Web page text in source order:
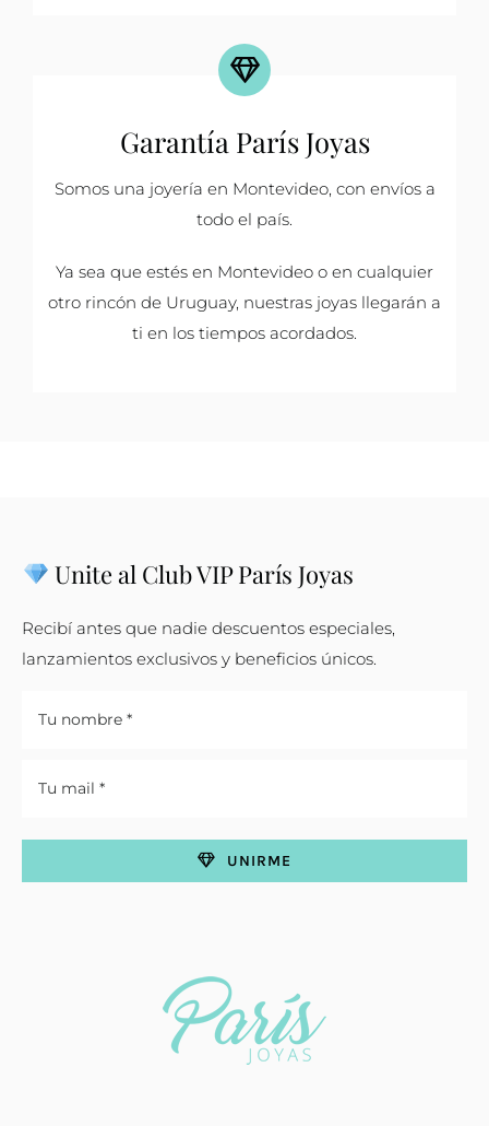
Garantía París Joyas
Somos una joyería en Montevideo, con envíos a
todo el país.
Ya sea que estés en Montevideo o en cualquier
otro rincón de Uruguay, nuestras joyas llegarán a
ti en los tiempos acordados.
Unite al Club VIP París Joyas
Recibí antes que nadie descuentos especiales,
lanzamientos exclusivos y beneficios únicos.
UNIRME